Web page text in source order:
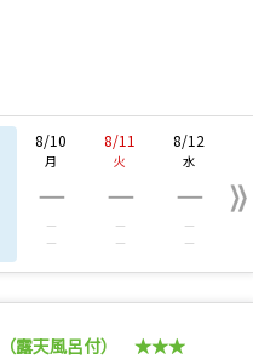
8/10
月
8/11
火
8/12
水
―
―
―
―
―
―
―
―
―
（露天風呂付） ★★★